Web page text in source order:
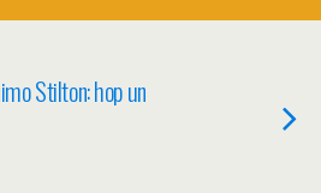
Stilton: hop un